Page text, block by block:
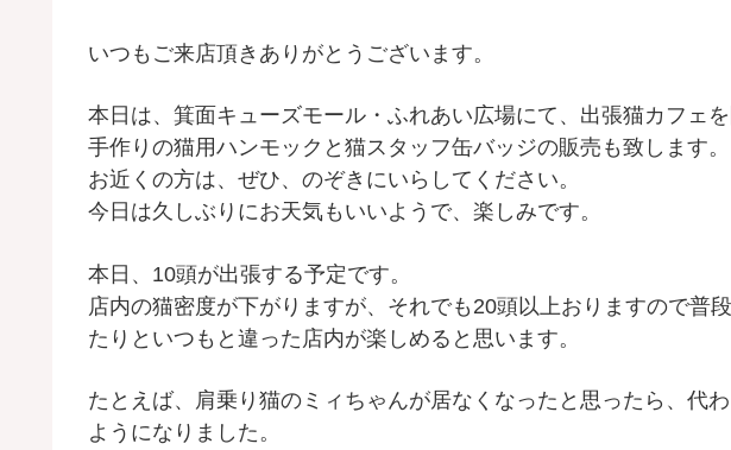
いつもご来店頂きありがとうございます。
本日は、箕面キューズモール・ふれあい広場にて、出張猫カフェを
手作りの猫用ハンモックと猫スタッフ缶バッジの販売も致します。
お近くの方は、ぜひ、のぞきにいらしてください。
今日は久しぶりにお天気もいいようで、楽しみです。
本日、10頭が出張する予定です。
店内の猫密度が下がりますが、それでも20頭以上おりますので普
たりといつもと違った店内が楽しめると思います。
たとえば、肩乗り猫のミィちゃんが居なくなったと思ったら、代
ようになりました。